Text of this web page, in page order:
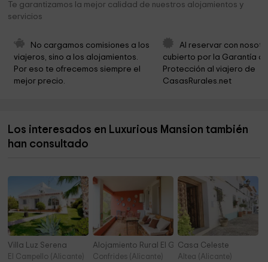
Nativity scene museum
Co-catedral de St Nicholas de Bari, Alicante
Centro 14
Plaza Gabriel Miró 6,3 km
Ermita El Calvari 6,5 km
Te garantizamos la mejor calidad de nuestros alojamientos y
servicios
No cargamos comisiones a los
viajeros, sino a los alojamientos.
Por eso te ofrecemos siempre el
mejor precio.
Al reservar con
cubierto por la Garantía
Protección al viajero de
CasasRurales.net
Los interesados en Luxurious Mansion también
han consultado
Villa Luz Serena
El Campello (Alicante)
Alojamiento Rural El Gomis
Confrides (Alicante)
Casa Celeste
Altea (Alicante)